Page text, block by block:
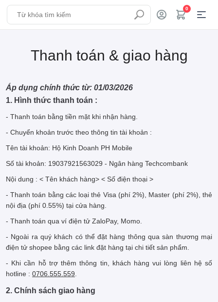
0
Thanh toán & giao hàng
Áp dụng chính thức từ: 01/03/2026
1. Hình thức thanh toán :
- Thanh toán bằng tiền mặt khi nhận hàng.
- Chuyển khoản trước theo thông tin tài khoản :
Tên tài khoản: Hộ Kinh Doanh PH Mobile
Số tài khoản: 19037921563029 - Ngân hàng Techcombank
Nội dung : < Tên khách hàng> < Số điện thoại >
- Thanh toán bằng các loại thẻ Visa (phí 2%), Master (phí 2%), thẻ
nội địa (phí 0.55%) tại cửa hàng.
- Thanh toán qua ví điện tử ZaloPay, Momo.
- Ngoài ra quý khách có thể đặt hàng thông qua sàn thương mại
điện tử shopee bằng các link đặt hàng tại chi tiết sản phẩm.
- Khi cần hỗ trợ thêm thông tin, khách hàng vui lòng liên hệ số
hotline : 0706.555.559
2. Chính sách giao hàng